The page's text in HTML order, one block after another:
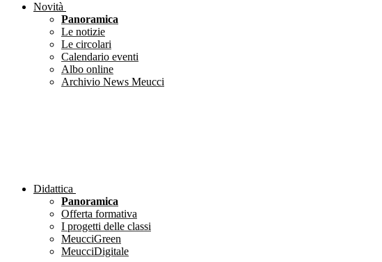
Novità
Panoramica
Le notizie
Le circolari
Calendario eventi
Albo online
Archivio News Meucci
Didattica
Panoramica
Offerta formativa
I progetti delle classi
MeucciGreen
MeucciDigitale